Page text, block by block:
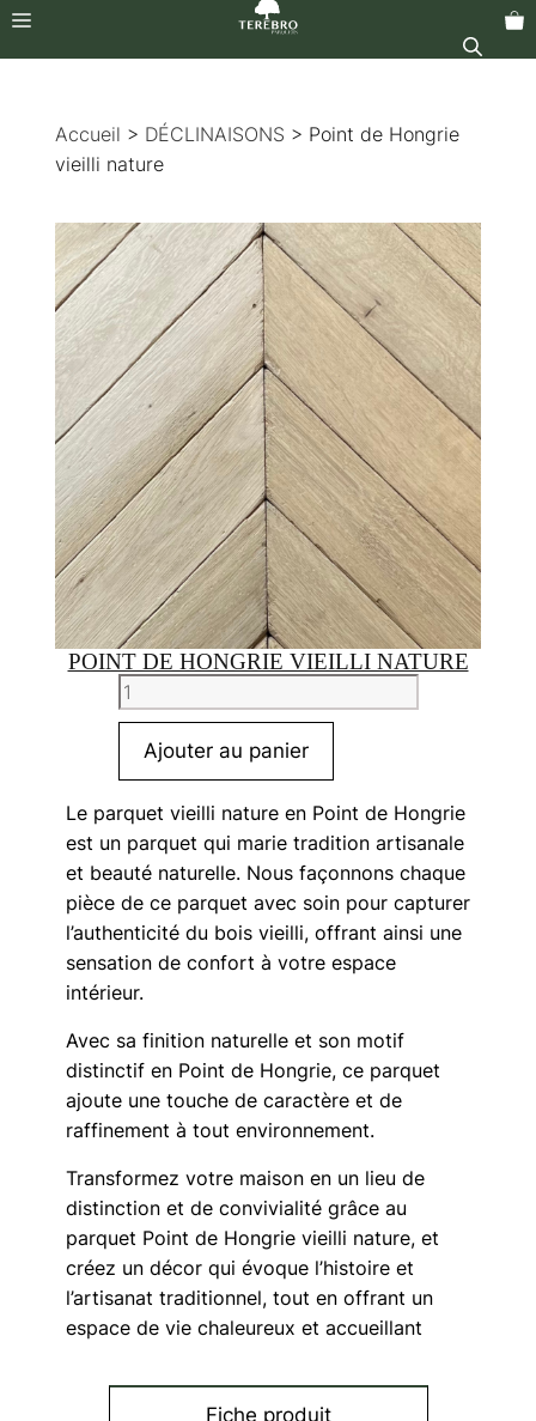
contenu
Menu
Accueil > DÉCLINAISONS > Point de Hongrie
vieilli nature
POINT DE HONGRIE VIEILLI NATURE
quantité
de
Point
de
Hongrie
vieilli
nature
Ajouter au panier
Le parquet vieilli nature en Point de Hongrie
est un parquet qui marie tradition artisanale
et beauté naturelle. Nous façonnons chaque
pièce de ce parquet avec soin pour capturer
l’authenticité du bois vieilli, offrant ainsi une
sensation de confort à votre espace
intérieur.
Avec sa finition naturelle et son motif
distinctif en Point de Hongrie, ce parquet
ajoute une touche de caractère et de
raffinement à tout environnement.
Transformez votre maison en un lieu de
distinction et de convivialité grâce au
parquet Point de Hongrie vieilli nature, et
créez un décor qui évoque l’histoire et
l’artisanat traditionnel, tout en offrant un
espace de vie chaleureux et accueillant
Fiche produit